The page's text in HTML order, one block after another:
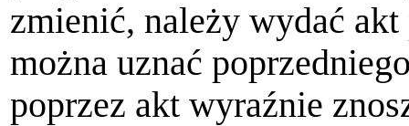
zmienić, należy wydać
można uznać
poprzez akt wyraźnie